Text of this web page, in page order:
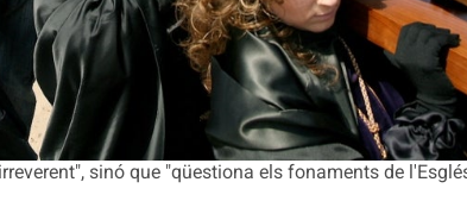
sinó que "qüestiona els fonaments de